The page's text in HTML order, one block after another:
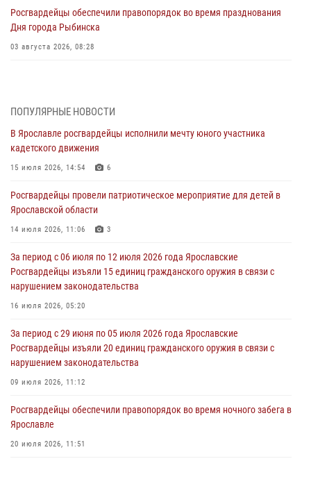
Росгвардейцы обеспечили правопорядок во время празднования
Дня города Рыбинска
03 августа 2026, 08:28
03 августа 2026, 07:24
Ярославские росгвардейцы за прошедшую неделю совершили
более 300 выездов по сигналам «тревога»
03 августа 2026, 07:09
Росгвардейцы оказали помощь беременной женщине во время
празднования Дня ВДВ в Ярославле
03 августа 2026, 06:20
За период с 20 июля по 26 июля 2026 года Ярославские
Росгвардейцы изъяли 41 единицу гражданского оружия в связи с
нарушением законодательства
30 июля 2026, 11:51
В региональном управлении Росгвардии состоялся молебен,
приуроченный к празднику Крещения Руси
28 июля 2026, 14:56
ПОПУЛЯРНЫЕ НОВОСТИ
В Ярославле росгвардейцы исполнили мечту юного участника
кадетского движения
15 июля 2026, 14:54 6
Росгвардейцы провели патриотическое мероприятие для детей в
Ярославской области
14 июля 2026, 11:06 3
За период с 06 июля по 12 июля 2026 года Ярославские
Росгвардейцы изъяли 15 единиц гражданского оружия в связи с
нарушением законодательства
16 июля 2026, 05:20
За период с 29 июня по 05 июля 2026 года Ярославские
Росгвардейцы изъяли 20 единиц гражданского оружия в связи с
нарушением законодательства
09 июля 2026, 11:12
Росгвардейцы обеспечили правопорядок во время ночного забега в
Ярославле
20 июля 2026, 11:51